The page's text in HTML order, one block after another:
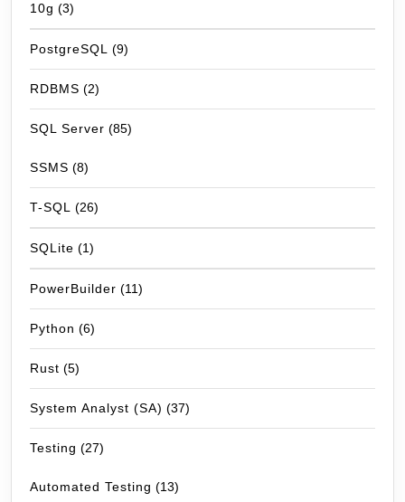
10g (3)
PostgreSQL (9)
RDBMS (2)
SQL Server (85)
SSMS (8)
T-SQL (26)
SQLite (1)
PowerBuilder (11)
Python (6)
Rust (5)
System Analyst (SA) (37)
Testing (27)
Automated Testing (13)